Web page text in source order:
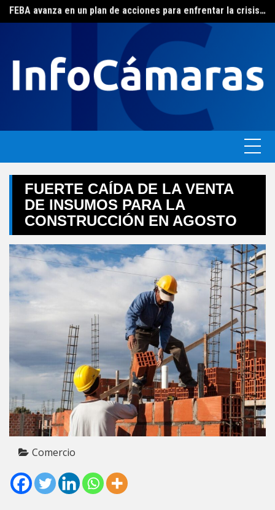
Skip
to
El ERAS continúa con el beneficio de la tarifa social del agua
FUERTE CAÍDA DE LA VENTA
DE INSUMOS PARA LA
CONSTRUCCIÓN EN AGOSTO
Comercio